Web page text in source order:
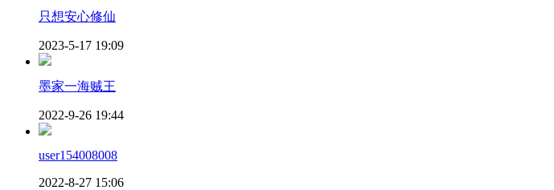
只想安心修仙
2023-5-17 19:09
墨家一海贼王
2022-9-26 19:44
user154008008
2022-8-27 15:06